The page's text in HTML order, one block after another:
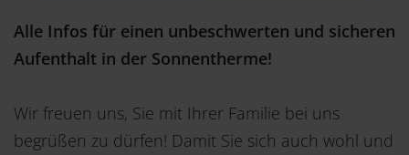
Alle Infos für einen unbeschwerten und sicheren
Aufenthalt in der Sonnentherme!
Wir freuen uns, Sie mit Ihrer Familie bei uns
begrüßen zu dürfen! Damit Sie sich auch wohl und